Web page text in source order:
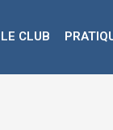
LE CLUB